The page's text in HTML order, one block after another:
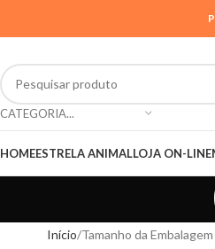
CATEGORIA...
HOMEESTRELA ANIMALLOJA ON-LINE
Início Tamanho da